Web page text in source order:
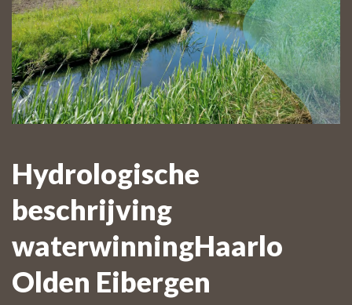
Hydrologische
beschrijving
waterwinningHaarlo
Olden Eibergen